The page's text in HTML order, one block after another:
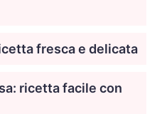
fresca e delicata
ricetta facile con